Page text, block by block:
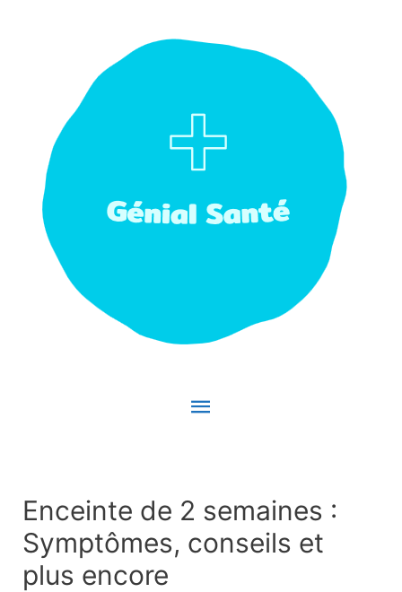
Menu
Enceinte de 2 semaines :
Symptômes, conseils et
plus encore